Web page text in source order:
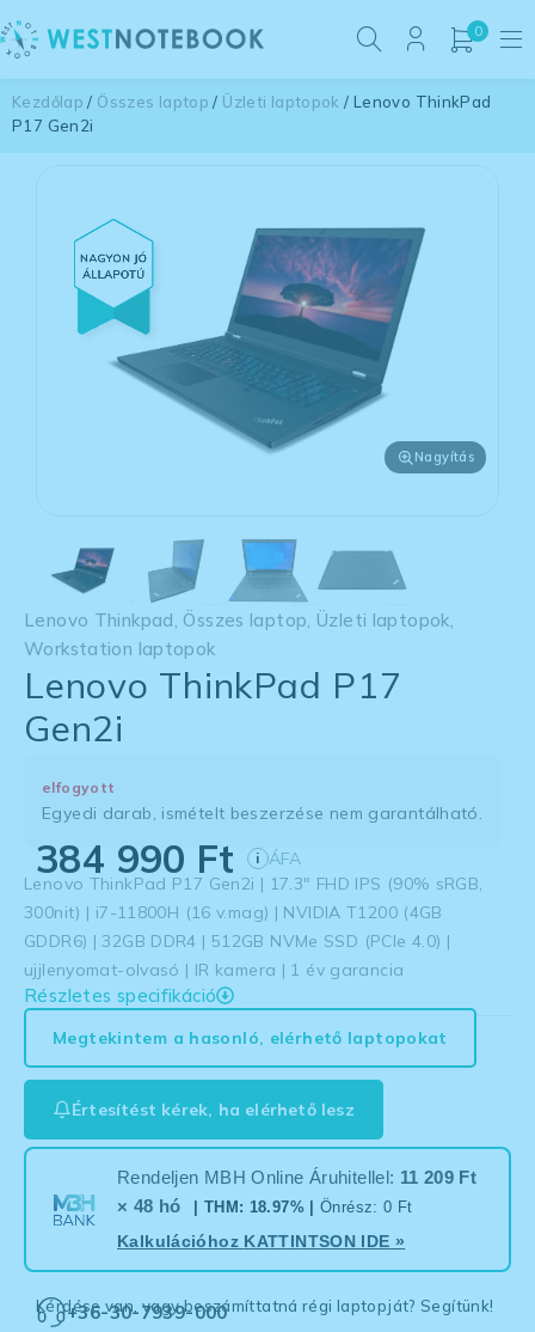
0
Kezdőlap / Összes laptop / Üzleti laptopok / Lenovo ThinkPad
P17 Gen2i
Nagyítás
Lenovo Thinkpad, Összes laptop, Üzleti laptopok,
Workstation laptopok
Lenovo ThinkPad P17
Gen2i
elfogyott
Egyedi darab, ismételt beszerzése nem garantálható.
384 990 Ft i ÁFA
Lenovo ThinkPad P17 Gen2i | 17.3″ FHD IPS (90% sRGB,
300nit) | i7-11800H (16 v.mag) | NVIDIA T1200 (4GB
GDDR6) | 32GB DDR4 | 512GB NVMe SSD (PCIe 4.0) |
ujjlenyomat-olvasó | IR kamera | 1 év garancia
Részletes specifikáció
Megtekintem a hasonló, elérhető laptopokat
Értesítést kérek, ha elérhető lesz
Rendeljen MBH Online Áruhitellel: 11 209 Ft
× 48 hó
| THM: 18.97% | Önrész: 0 Ft
Kalkulációhoz KATTINTSON IDE »
Kérdése van, vagy beszámíttatná régi laptopját? Segítünk!
+36-30-7939-000